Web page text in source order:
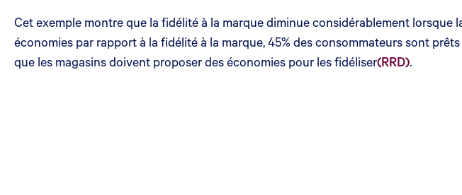
Cet exemple montre que la fidélité à la marque diminue considérablement
économies par rapport à la fidélité à la marque, 45% des consommateurs sont
que les magasins doivent proposer des économies pour les fidéliser(RRD).